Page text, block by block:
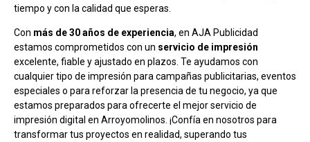
tiempo y con la calidad que esperas.
Con más de 30 años de experiencia, en AJA Publicidad
estamos comprometidos con un servicio de impresión
excelente, fiable y ajustado en plazos. Te ayudamos con
cualquier tipo de impresión para campañas publicitarias, eventos
especiales o para reforzar la presencia de tu negocio, ya que
estamos preparados para ofrecerte el mejor servicio de
impresión digital en Arroyomolinos. ¡Confía en nosotros para
transformar tus proyectos en realidad, superando tus